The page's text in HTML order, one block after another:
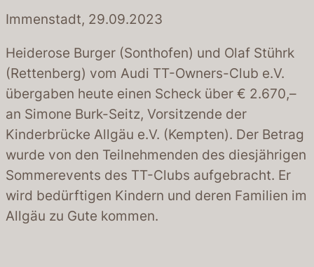
Immenstadt, 29.09.2023
Heiderose Burger (Sonthofen) und Olaf Stührk
(Rettenberg) vom Audi TT-Owners-Club e.V.
übergaben heute einen Scheck über € 2.670,–
an Simone Burk-Seitz, Vorsitzende der
Kinderbrücke Allgäu e.V. (Kempten). Der Betrag
wurde von den Teilnehmenden des diesjährigen
Sommerevents des TT-Clubs aufgebracht. Er
wird bedürftigen Kindern und deren Familien im
Allgäu zu Gute kommen.